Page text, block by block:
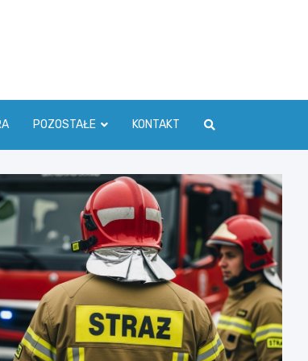
POZOSTAŁE KONTAKT